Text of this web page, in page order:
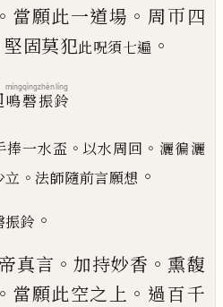
。 當願此一道場 。 周帀四
堅固莫犯此呪須七遍 。
鳴
míng
磬
qìng
振
zhèn
鈴
líng
捧一水盃 。 以水周回 。 灑徧灑
立 。 法師隨前言願想 。
振鈴 。
真言 。 加持妙香 。 熏馥
。 當願此空之上 。 過百千